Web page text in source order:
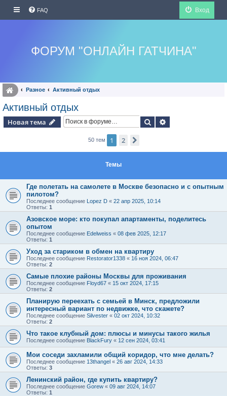
FAQ Вход
ФОРУМ "ОНЛАЙН ГАТЧИНА"
Разное Активный отдых
Активный отдых
Новая тема Поиск
50 тем 1 2
Темы
Где полетать на самолете в Москве безопасно и с опытным
пилотом?
Последнее сообщение Lopez D « 22 апр 2025, 10:14
Ответы: 1
Азовское море: кто покупал апартаменты, поделитесь
опытом
Последнее сообщение Edelweiss « 08 фев 2025, 12:17
Ответы: 1
Уход за стариком в обмен на квартиру
Последнее сообщение Restorator1338 « 16 ноя 2024, 06:47
Ответы: 2
Самые плохие районы Москвы для проживания
Последнее сообщение Floyd67 « 15 окт 2024, 17:15
Ответы: 2
Планирую переехать с семьей в Минск, предложили
интересный вариант по недвижке, что скажете?
Последнее сообщение Silvester « 02 окт 2024, 10:32
Ответы: 2
Что такое клубный дом: плюсы и минусы такого жилья
Последнее сообщение BlackFury « 12 сен 2024, 03:41
Мои соседи захламили общий коридор, что мне делать?
Последнее сообщение 13thangel « 26 авг 2024, 14:33
Ответы: 3
Ленинский район, где купить квартиру?
Последнее сообщение Gorew « 09 авг 2024, 14:07
Ответы: 1